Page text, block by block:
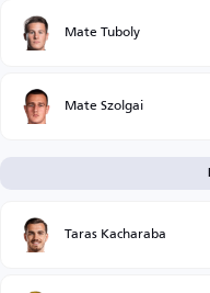
Mate Tuboly
Mate Szolgai
Taras Kacharaba